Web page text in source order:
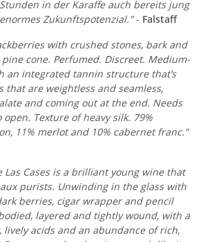
in der Karaffe auch bereits jung
Zukunftspotenzial."- Falstaff
with crushed stones, bark and
cone. Perfumed. Discreet. Medium-
an integrated tannin structure that’s
that are weightless and seamless,
and coming out at the end. Needs
open. Texture of heavy silk. 79%
11% merlot and 10% cabernet franc."
Las Cases is a brilliant young wine that
purists. Unwinding in the glass with
berries, cigar wrapper and pencil
layered and tightly wound, with a
acids and an abundance of rich,